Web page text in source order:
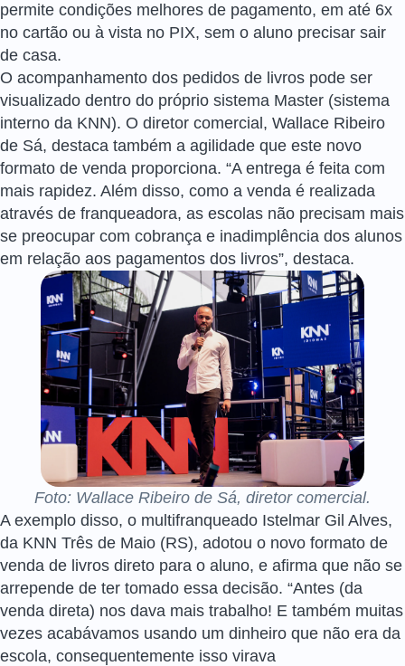
permite condições melhores de pagamento, em até 6x
no cartão ou à vista no PIX, sem o aluno precisar sair
de casa.
O acompanhamento dos pedidos de livros pode ser
visualizado dentro do próprio sistema Master (sistema
interno da KNN). O diretor comercial, Wallace Ribeiro
de Sá, destaca também a agilidade que este novo
formato de venda proporciona. “A entrega é feita com
mais rapidez. Além disso, como a venda é realizada
através de franqueadora, as escolas não precisam mais
se preocupar com cobrança e inadimplência dos alunos
em relação aos pagamentos dos livros”, destaca.
Foto: Wallace Ribeiro de Sá, diretor comercial.
A exemplo disso, o multifranqueado Istelmar Gil Alves,
da KNN Três de Maio (RS), adotou o novo formato de
venda de livros direto para o aluno, e afirma que não se
arrepende de ter tomado essa decisão. “Antes (da
venda direta) nos dava mais trabalho! E também muitas
vezes acabávamos usando um dinheiro que não era da
escola, consequentemente isso virava